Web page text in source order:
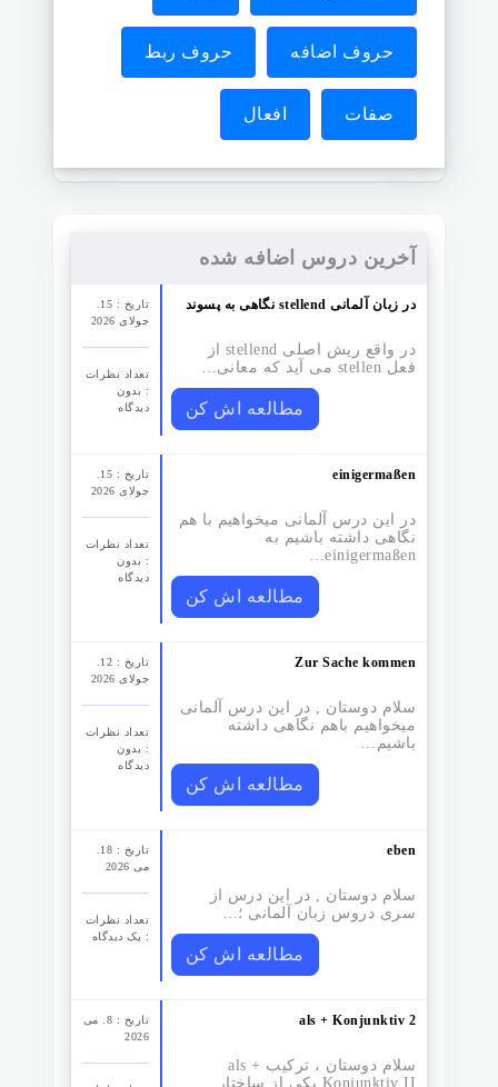
حروف اضافه حروف ربط
صفات افعال
آخرین دروس اضافه شده
جولای 2026
تعداد نظرات‌
: بدون
دیدگاه
نگاهی به پسوند stellend در زبان آلمانی
در واقع ریش اصلی stellend از
فعل stellen می آید که معانی…
مطالعه اش کن
جولای 2026
تعداد نظرات‌
: بدون
دیدگاه
einigermaßen
در این درس آلمانی میخواهیم با هم
نگاهی داشته باشیم به
einigermaßen…
مطالعه اش کن
جولای 2026
تعداد نظرات‌
: بدون
دیدگاه
Zur Sache kommen
سلام دوستان , در این درس آلمانی
میخواهیم باهم نگاهی داشته
باشیم…
مطالعه اش کن
می 2026
تعداد نظرات‌
: یک دیدگاه
eben
سلام دوستان , در این درس از
سری دروس زبان آلمانی ؛…
مطالعه اش کن
تاریخ : 8. می
2026
als + Konjunktiv 2
سلام دوستان ، ترکیب als +
Konjunktiv II یکی از ساختار